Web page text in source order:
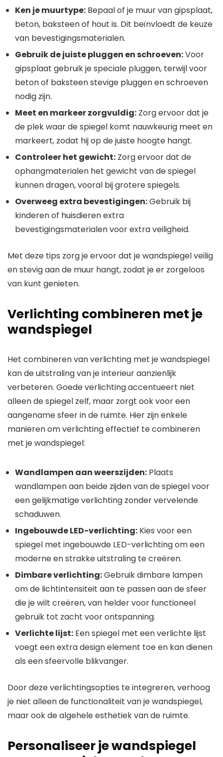
Ken je muurtype: Bepaal of je muur van gipsplaat,
beton, baksteen of hout is. Dit beïnvloedt de keuze
van bevestigingsmaterialen.
Gebruik de juiste pluggen en schroeven:Voor
gipsplaat gebruik je speciale pluggen, terwijl voor
beton of baksteen stevige pluggen en schroeven
nodig zijn.
Meet en markeer zorgvuldig: Zorg ervoor dat je
de plek waar de spiegel komt nauwkeurig meet en
markeert, zodat hij op de juiste hoogte hangt.
Controleer het gewicht: Zorg ervoor dat de
ophangmaterialen het gewicht van de spiegel
kunnen dragen, vooral bij grotere spiegels.
Overweeg extra bevestigingen:Gebruik bij
kinderen of huisdieren extra
bevestigingsmaterialen voor extra veiligheid.
Met deze tips zorg je ervoor dat je wandspiegel veilig
en stevig aan de muur hangt, zodat je er zorgeloos
van kunt genieten.
Verlichting combineren met je
wandspiegel
Het combineren van verlichting met je wandspiegel
kan de uitstraling van je interieur aanzienlijk
verbeteren. Goede verlichting accentueert niet
alleen de spiegel zelf, maar zorgt ook voor een
aangename sfeer in de ruimte. Hier zijn enkele
manieren om verlichting effectief te combineren
met je wandspiegel:
Wandlampen aan weerszijden: Plaats
wandlampen aan beide zijden van de spiegel voor
een gelijkmatige verlichting zonder vervelende
schaduwen.
Ingebouwde LED-verlichting: Kies voor een
spiegel met ingebouwde LED-verlichting om een
moderne en strakke uitstraling te creëren.
Dimbare verlichting:Gebruik dimbare lampen
om de lichtintensiteit aan te passen aan de sfeer
die je wilt creëren, van helder voor functioneel
gebruik tot zacht voor ontspanning.
Verlichte lijst: Een spiegel met een verlichte lijst
voegt een extra design element toe en kan dienen
als een sfeervolle blikvanger.
Door deze verlichtingsopties te integreren, verhoog
je niet alleen de functionaliteit van je wandspiegel,
maar ook de algehele esthetiek van de ruimte.
Personaliseer je wandspiegel